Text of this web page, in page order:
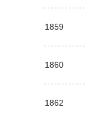
1859
1860
1862